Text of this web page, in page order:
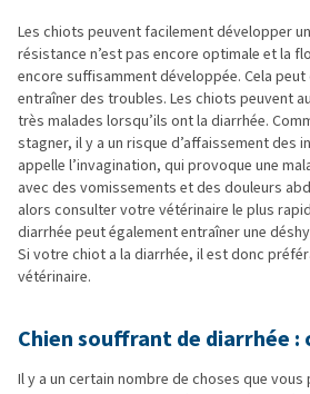
Les chiots peuvent facilement développer
résistance n’est pas encore optimale et la
encore suffisamment développée. Cela
entraîner des troubles. Les chiots peuvent
très malades lorsqu’ils ont la diarrhée.
stagner, il y a un risque d’affaissement des
appelle l’invagination, qui provoque une
avec des vomissements et des douleurs
alors consulter votre vétérinaire le plus
diarrhée peut également entraîner une
Si votre chiot a la diarrhée, il est donc
vétérinaire.
Chien souffrant de diarrhée :
Il y a un certain nombre de choses que